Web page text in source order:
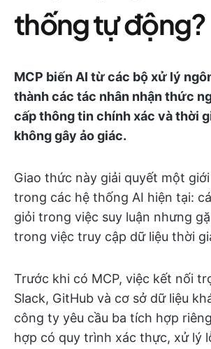
thống tự động?
MCP biến AI từ các bộ xử lý
thành các tác nhân nhận thức
cấp thông tin chính xác và thời
không gây ảo giác.
Giao thức này giải quyết một
trong các hệ thống AI hiện tại:
giỏi trong việc suy luận nhưng
trong việc truy cập dữ liệu thời
Trước khi có MCP, việc kết nối
Slack, GitHub và cơ sở dữ liệu
công ty yêu cầu ba tích hợp
hợp có quy trình xác thực, xử lý